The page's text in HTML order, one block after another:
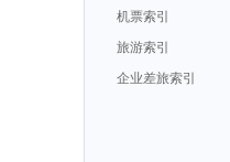
机票索引
旅游索引
企业差旅索引